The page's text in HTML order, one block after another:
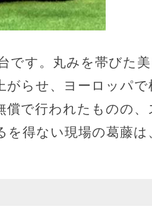
です。丸みを帯びた
がらせ、ヨーロッパで
で行われたものの、
を得ない現場の葛藤は